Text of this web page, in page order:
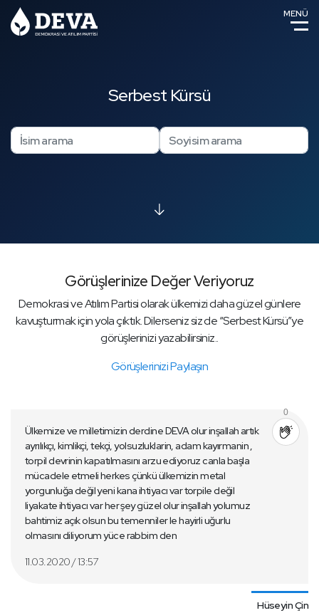
MENÜ
Serbest Kürsü
Görüşlerinize Değer Veriyoruz
Demokrasi ve Atılım Partisi olarak ülkemizi daha güzel günlere
kavuşturmak için yola çıktık. Dilerseniz siz de “Serbest Kürsü”ye
görüşlerinizi yazabilirsiniz..
Görüşlerinizi Paylaşın
Ülkemize ve milletimizin derdine DEVA olur inşallah artık
ayrılıkçı, kimlikçi, tekçi, yolsuzluklarin, adam kayırmanin ,
torpil devrinin kapatılmasını arzu ediyoruz canla başla
mücadele etmeli herkes çünkü ülkemizin metal
yorgunluğa değil yeni kana ihtiyacı var torpile değil
liyakate ihtiyacı var her şey güzel olur inşallah yolumuz
bahtimiz açık olsun bu temenniler le hayirli uğurlu
olmasını diliyorum yüce rabbim den
11.03.2020 / 13:57
0
Hüseyin Çin